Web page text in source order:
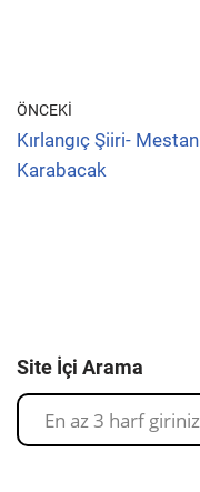
ÖNCEKI
Kırlangıç Şiiri- Mestan
Karabacak
Site İçi Arama